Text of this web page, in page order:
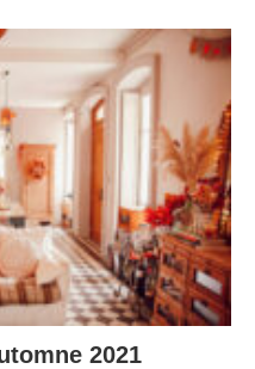
2021